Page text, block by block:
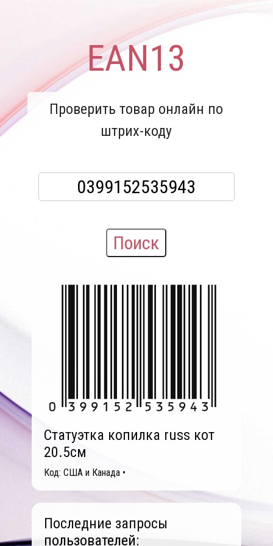
EAN13
Проверить товар онлайн по
штрих-коду
Поиск
Статуэтка копилка russ кот
20.5см
Код: США и Канада •
Последние запросы
пользователей: